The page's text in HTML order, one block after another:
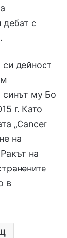
дебат с
си дейност
синът му Бо
г. Като
„Cancer
на
на
в